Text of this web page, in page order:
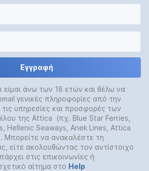
Εγγραφή
είμαι άνω των 18 ετών και θέλω να
γενικές πληροφορίες από την
υπηρεσίες και προσφορές των
της Attica (πχ. Blue Star Ferries,
Hellenic Seaways, Anek Lines, Attica
Μπορείτε να ανακαλέστε τη
είτε ακολουθώντας τον αντίστοιχο
στις επικοινωνίες ή
αίτημα στο Help